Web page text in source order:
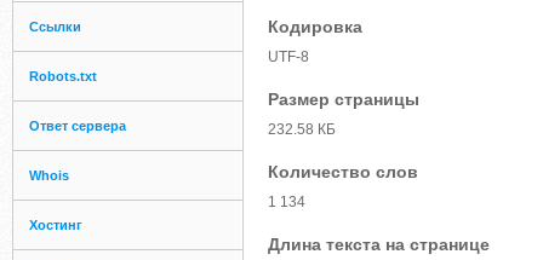
Ссылки
Robots.txt
Ответ сервера
Whois
Хостинг
Кодировка
UTF-8
Размер страницы
232.58 КБ
Количество слов
1 134
Длина текста на странице